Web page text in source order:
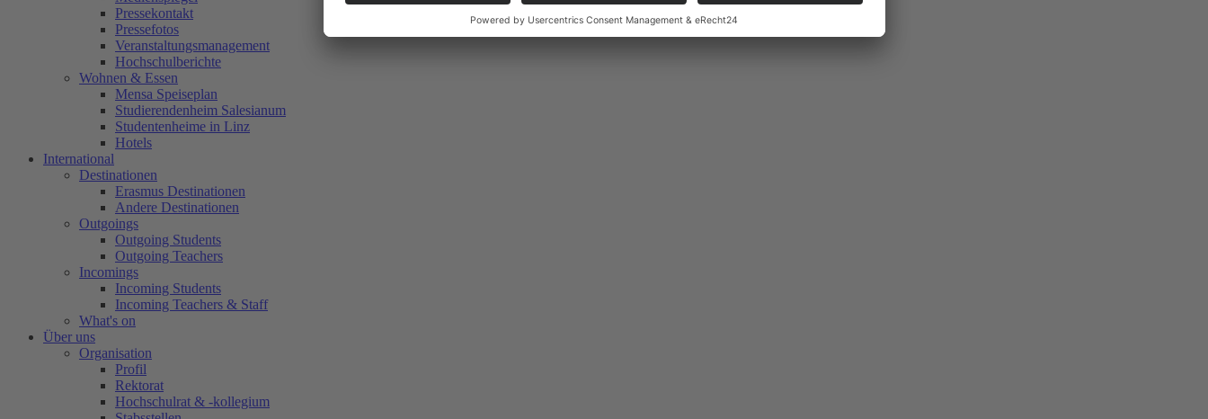
Pressekontakt
Pressefotos
Veranstaltungsmanagement
Hochschulberichte
Wohnen & Essen
Mensa Speiseplan
Studierendenheim Salesianum
Studentenheime in Linz
Hotels
International
Destinationen
Erasmus Destinationen
Andere Destinationen
Outgoings
Outgoing Students
Outgoing Teachers
Incomings
Incoming Students
Incoming Teachers & Staff
What's on
Über uns
Organisation
Profil
Rektorat
Hochschulrat & -kollegium